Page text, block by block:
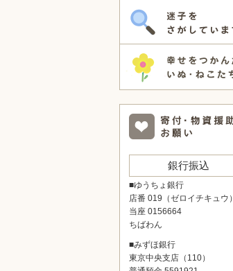
銀行振込
■ゆうちょ銀行
店番 019（ゼロイチキュウ）
当座 0156664
ちばわん
■みずほ銀行
東京中央支店（110）